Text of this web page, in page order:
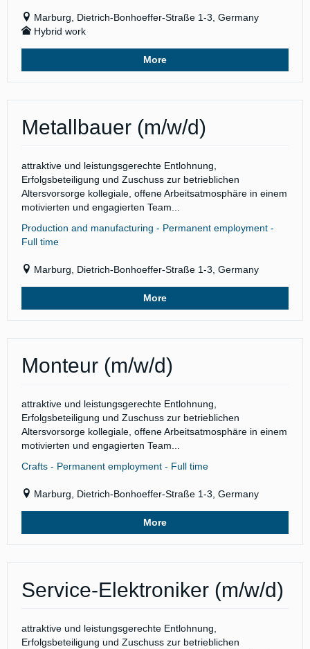
Marburg, Dietrich-Bonhoeffer-Straße 1-3, Germany
Hybrid work
More
Metallbauer (m/w/d)
attraktive und leistungsgerechte Entlohnung,
Erfolgsbeteiligung und Zuschuss zur betrieblichen
Altersvorsorge kollegiale, offene Arbeitsatmosphäre in einem
motivierten und engagierten Team...
Production and manufacturing - Permanent employment -
Full time
Marburg, Dietrich-Bonhoeffer-Straße 1-3, Germany
More
Monteur (m/w/d)
attraktive und leistungsgerechte Entlohnung,
Erfolgsbeteiligung und Zuschuss zur betrieblichen
Altersvorsorge kollegiale, offene Arbeitsatmosphäre in einem
motivierten und engagierten Team...
Crafts - Permanent employment - Full time
Marburg, Dietrich-Bonhoeffer-Straße 1-3, Germany
More
Service-Elektroniker (m/w/d)
attraktive und leistungsgerechte Entlohnung,
Erfolgsbeteiligung und Zuschuss zur betrieblichen